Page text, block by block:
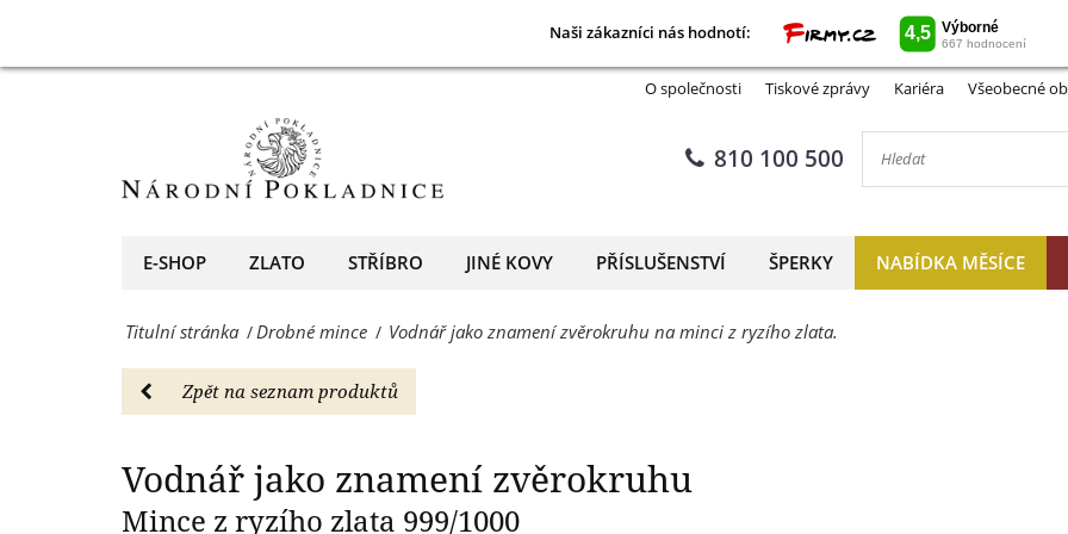
Naši zákazníci nás hodnotí:
minci
ryzího
zlata.
-
Drobné
O společnosti Tiskové zprávy Kariéra Všeobecné
810 100 500
E-SHOP ZLATO STŘÍBRO JINÉ KOVY PŘÍSLUŠENSTVÍ ŠPERKY NABÍDKA MĚSÍCE
Titulní stránka /Drobné mince / Vodnář jako znamení zvěrokruhu na minci z ryzího zlata.
Zpět na seznam produktů
Vodnář jako znamení zvěrokruhu
Mince z ryzího zlata 999/1000
Vodnář jako znamení
Naši zákazníci nás hodnotí:
ryzího
Drobné
Národní
Pokladnice
evropský